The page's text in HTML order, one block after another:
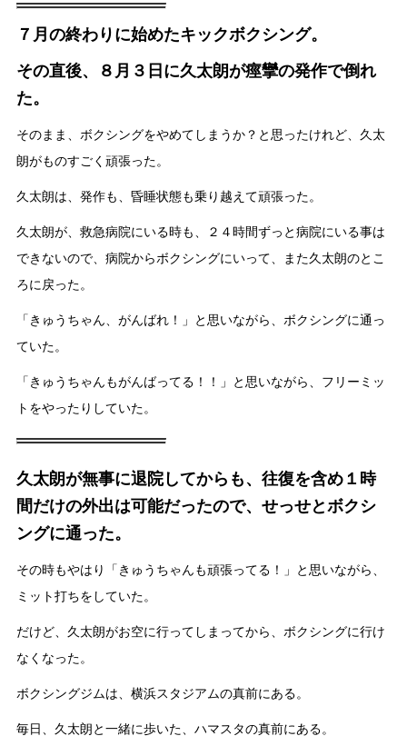
７月の終わりに始めたキックボクシング。
その直後、８月３日に久太朗が痙攣の発作で倒れ
た。
そのまま、ボクシングをやめてしまうか？と思ったけれど、久太
朗がものすごく頑張った。
久太朗は、発作も、昏睡状態も乗り越えて頑張った。
久太朗が、救急病院にいる時も、２４時間ずっと病院にいる事は
できないので、病院からボクシングにいって、また久太朗のとこ
ろに戻った。
「きゅうちゃん、がんばれ！」と思いながら、ボクシングに通っ
ていた。
「きゅうちゃんもがんばってる！！」と思いながら、フリーミッ
トをやったりしていた。
久太朗が無事に退院してからも、往復を含め１時
間だけの外出は可能だったので、せっせとボクシ
ングに通った。
その時もやはり「きゅうちゃんも頑張ってる！」と思いながら、
ミット打ちをしていた。
だけど、久太朗がお空に行ってしまってから、ボクシングに行け
なくなった。
ボクシングジムは、横浜スタジアムの真前にある。
毎日、久太朗と一緒に歩いた、ハマスタの真前にある。